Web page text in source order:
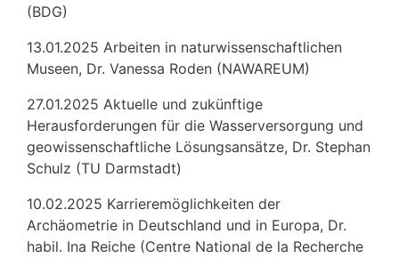
(BDG)
13.01.2025 Arbeiten in naturwissenschaftlichen
Museen, Dr. Vanessa Roden (NAWAREUM)
27.01.2025 Aktuelle und zukünftige
Herausforderungen für die Wasserversorgung und
geowissenschaftliche Lösungsansätze, Dr. Stephan
Schulz (TU Darmstadt)
10.02.2025 Karrieremöglichkeiten der
Archäometrie in Deutschland und in Europa, Dr.
habil. Ina Reiche (Centre National de la Recherche